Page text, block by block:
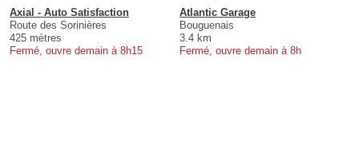
Axial - Auto Satisfaction
Route des Sorinières
425 mètres
Fermé, ouvre demain à 8h15
Atlantic Garage
Bouguenais
3.4 km
Fermé, ouvre demain à 8h